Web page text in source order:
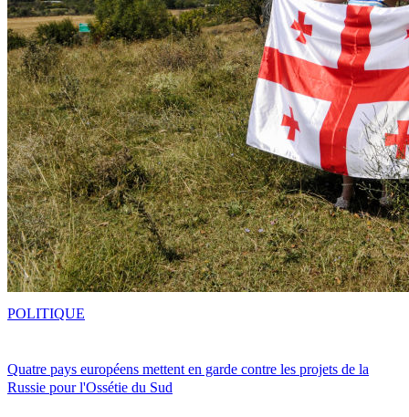
Quatre pays européens mettent en garde contre les projets de la
Russie pour l'Ossétie du Sud
POLITIQUE